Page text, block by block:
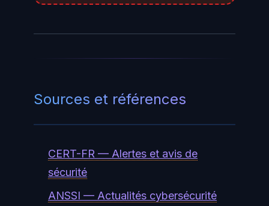
entre 20 et 80 dollars par mois
GitHub recommande de surveiller
avant de projeter les coûts
annuels.
Sources et références
CERT-FR — Alertes et avis de
sécurité
ANSSI — Actualités cybersécurité